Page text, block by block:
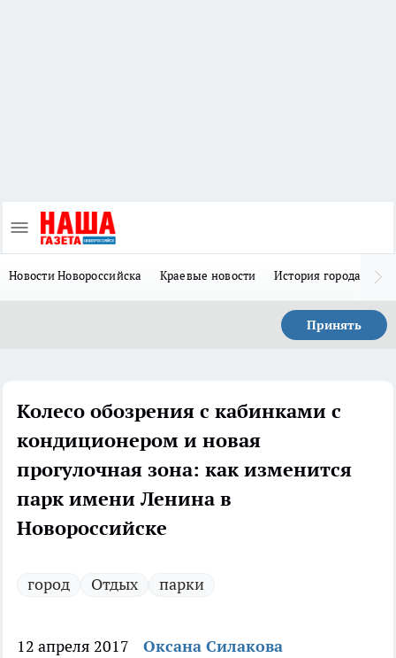
Новости Новороссийска Краевые новости История города Н
Принять
Колесо обозрения с кабинками с
кондиционером и новая
прогулочная зона: как изменится
парк имени Ленина в
Новороссийске
город Отдых парки
12 апреля 2017 Оксана Силакова